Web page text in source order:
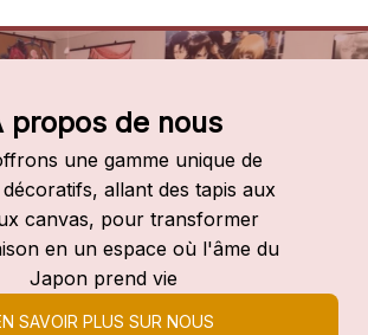
propos de nous
une gamme unique de
allant des tapis aux
canvas, pour transformer
en un espace où l'âme du
Japon prend vie
SAVOIR PLUS SUR NOUS